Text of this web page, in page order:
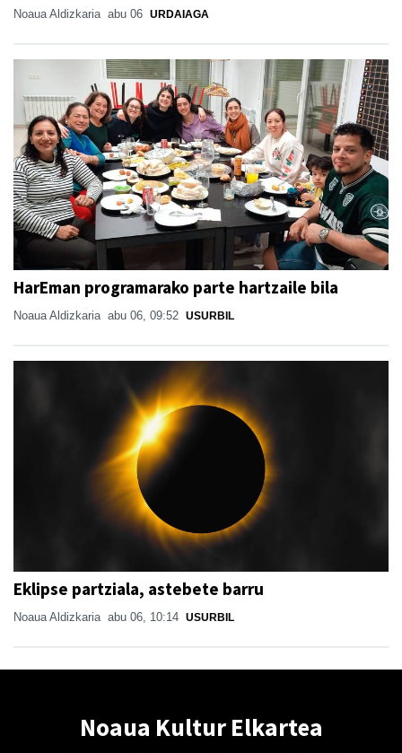
Noaua Aldizkaria abu 06 URDAIAGA
HarEman programarako parte hartzaile bila
Noaua Aldizkaria abu 06, 09:52 USURBIL
Eklipse partziala, astebete barru
Noaua Aldizkaria abu 06, 10:14 USURBIL
Noaua Kultur Elkartea